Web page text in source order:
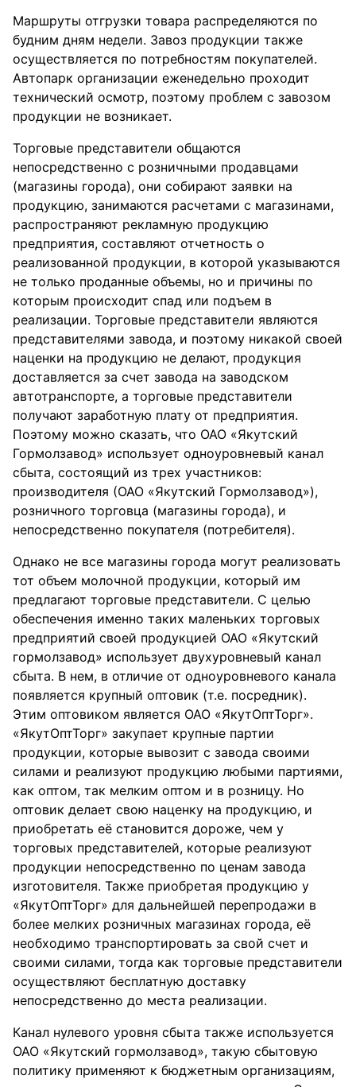
Маршруты отгрузки товара распределяются по
будним дням недели. Завоз продукции также
осуществляется по потребностям покупателей.
Автопарк организации еженедельно проходит
технический осмотр, поэтому проблем с завозом
продукции не возникает.
Торговые представители общаются
непосредственно с розничными продавцами
(магазины города), они собирают заявки на
продукцию, занимаются расчетами с магазинами,
распространяют рекламную продукцию
предприятия, составляют отчетность о
реализованной продукции, в которой указываются
не только проданные объемы, но и причины по
которым происходит спад или подъем в
реализации. Торговые представители являются
представителями завода, и поэтому никакой своей
наценки на продукцию не делают, продукция
доставляется за счет завода на заводском
автотранспорте, а торговые представители
получают заработную плату от предприятия.
Поэтому можно сказать, что ОАО «Якутский
Гормолзавод» использует одноуровневый канал
сбыта, состоящий из трех участников:
производителя (ОАО «Якутский Гормолзавод»),
розничного торговца (магазины города), и
непосредственно покупателя (потребителя).
Однако не все магазины города могут реализовать
тот объем молочной продукции, который им
предлагают торговые представители. С целью
обеспечения именно таких маленьких торговых
предприятий своей продукцией ОАО «Якутский
гормолзавод» использует двухуровневый канал
сбыта. В нем, в отличие от одноуровневого канала
появляется крупный оптовик (т.е. посредник).
Этим оптовиком является ОАО «ЯкутОптТорг».
«ЯкутОптТорг» закупает крупные партии
продукции, которые вывозит с завода своими
силами и реализуют продукцию любыми партиями,
как оптом, так мелким оптом и в розницу. Но
оптовик делает свою наценку на продукцию, и
приобретать её становится дороже, чем у
торговых представителей, которые реализуют
продукции непосредственно по ценам завода
изготовителя. Также приобретая продукцию у
«ЯкутОптТорг» для дальнейшей перепродажи в
более мелких розничных магазинах города, её
необходимо транспортировать за свой счет и
своими силами, тогда как торговые представители
осуществляют бесплатную доставку
непосредственно до места реализации.
Канал нулевого уровня сбыта также используется
ОАО «Якутский гормолзавод», такую сбытовую
политику применяют к бюджетным организациям,